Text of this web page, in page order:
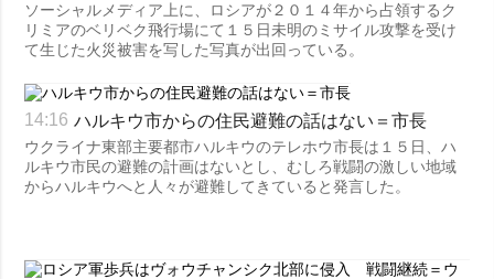
ソーシャルメディア上に、ロシアが２０１４年から占領するク
リミアのベリベク飛行場にて１５日未明のミサイル攻撃を受け
て生じた火災被害を写した写真が出回っている。
14:16 ハルキウ市からの住民避難の話はない＝市長
ウクライナ東部主要都市ハルキウのテレホウ市長は１５日、ハ
ルキウ市民の避難の計画はないとし、むしろ戦闘の激しい地域
からハルキウへと人々が避難してきていると発言した。